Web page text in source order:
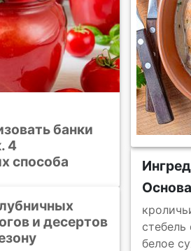
Основа
стебель
белое
банки
4
способа
и десертов